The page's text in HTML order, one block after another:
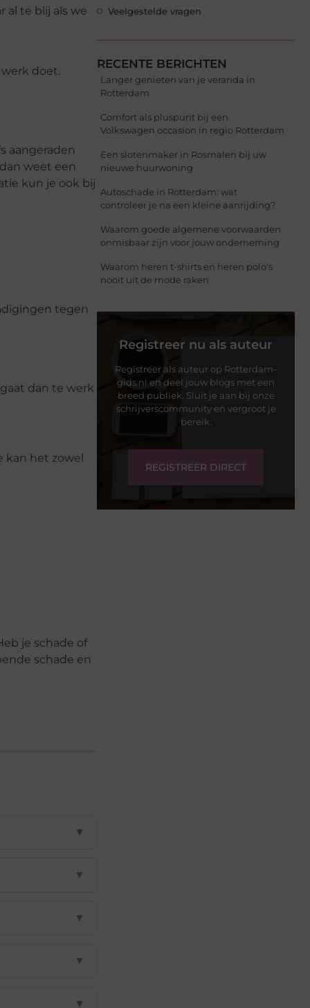
al te blij als we
doet.
aangeraden
weet een
kun je ook bij
tegen
dan te werk
kan het zowel
je schade of
schade en
▼
▼
▼
▼
▼
Veelgestelde vragen
RECENTE BERICHTEN
Langer genieten van je veranda in
Rotterdam
Comfort als pluspunt bij een
Volkswagen occasion in regio Rotterdam
Een slotenmaker in Rosmalen bij uw
nieuwe huurwoning
Autoschade in Rotterdam: wat
controleer je na een kleine aanrijding?
Waarom goede algemene voorwaarden
onmisbaar zijn voor jouw onderneming
Waarom heren t-shirts en heren polo's
nooit uit de mode raken
Registreer nu als auteur
Registreer als auteur op Rotterdam-
gids.nl en deel jouw blogs met een
breed publiek. Sluit je aan bij onze
schrijverscommunity en vergroot je
bereik.
REGISTREER DIRECT